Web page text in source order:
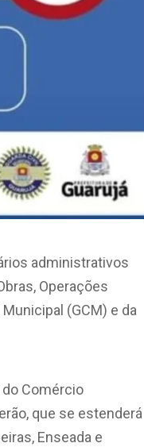
administrativos
Operações
(GCM) e da
Comércio
que se estenderá
Enseada e